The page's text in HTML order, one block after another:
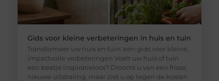
Gids voor kleine verbeteringen in huis en tuin
Transformeer uw huis en tuin: een gids voor kleine,
impactvolle verbeteringen Voelt uw huis of tuin
een beetje inspiratieloos? Droomt u van een frisse,
nieuwe uitstraling, maar ziet u op tegen de kosten